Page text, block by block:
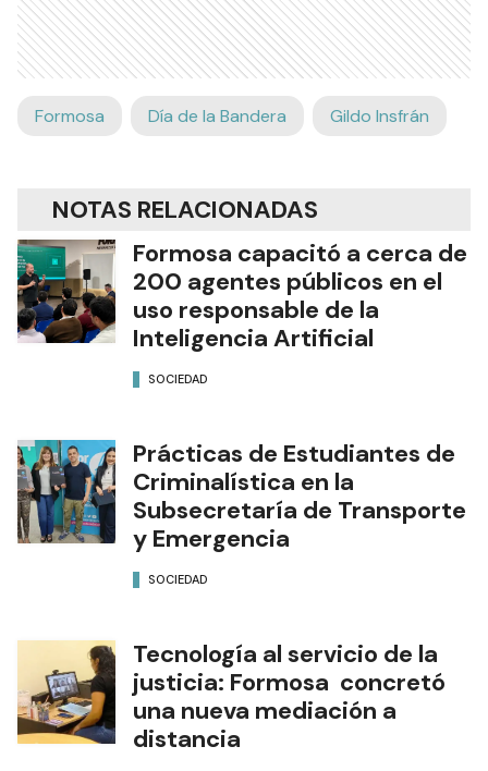
Formosa Día de la Bandera Gildo Insfrán
NOTAS RELACIONADAS
Formosa capacitó a cerca de
200 agentes públicos en el
uso responsable de la
Inteligencia Artificial
SOCIEDAD
Prácticas de Estudiantes de
Criminalística en la
Subsecretaría de Transporte
y Emergencia
SOCIEDAD
Tecnología al servicio de la
justicia: Formosa concretó
una nueva mediación a
distancia